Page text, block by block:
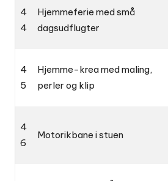
4
4
Hjemmeferie med små
dagsudflugter
4
5
Hjemme-krea med maling,
perler og klip
4
6
Motorikbane i stuen